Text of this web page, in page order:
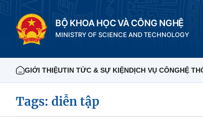
BỘ KHOA HỌC VÀ CÔNG NGHỆ
MINISTRY OF SCIENCE AND TECHNOLOGY
GIỚI THIỆUTIN TỨC & SỰ KIỆNDỊCH VỤ CÔNGHỆ
Tags: diễn tập